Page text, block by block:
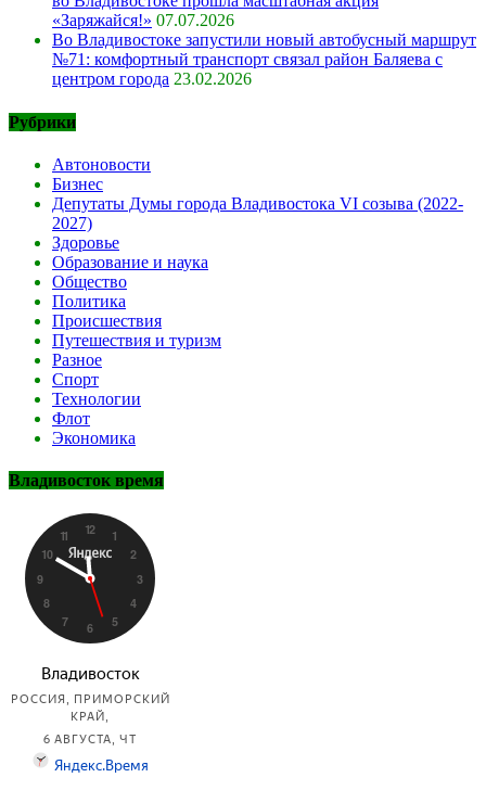
«Заряжайся!» 07.07.2026
Во Владивостоке запустили новый автобусный маршрут
№71: комфортный транспорт связал район Баляева с
центром города 23.02.2026
Рубрики
Автоновости
Бизнес
Депутаты Думы города Владивостока VI созыва (2022-
2027)
Здоровье
Образование и наука
Общество
Политика
Происшествия
Путешествия и туризм
Разное
Спорт
Технологии
Флот
Экономика
Владивосток время